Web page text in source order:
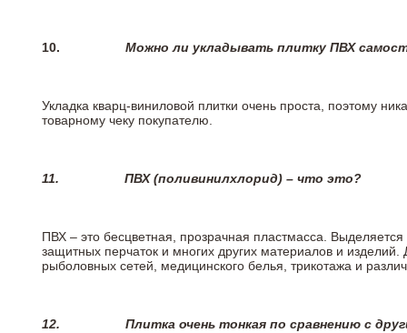
10. Можно ли укладывать плитку ПВХ
Укладка кварц-виниловой плитки очень проста, поэтому
товарному чеку покупателю.
11. ПВХ (поливинилхлорид) – что это?
ПВХ – это бесцветная, прозрачная пластмасса.
защитных перчаток и многих других материалов и
рыболовных сетей, медицинского белья, трикотажа и
12. Плитка очень тонкая по сравнению с